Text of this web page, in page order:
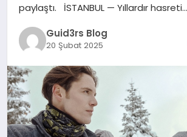
paylaştı. İSTANBUL — Yıllardır hasreti…
Guid3rs Blog
20 Şubat 2025